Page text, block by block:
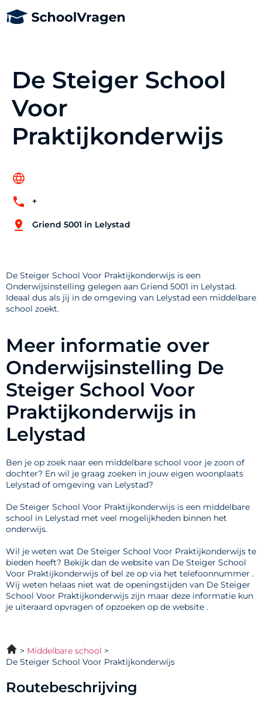
De Steiger School
Voor
Praktijkonderwijs
+
Griend 5001 in Lelystad
De Steiger School Voor Praktijkonderwijs is een
Onderwijsinstelling gelegen aan Griend 5001 in Lelystad.
Ideaal dus als jij in de omgeving van Lelystad een middelbare
school zoekt.
Meer informatie over
Onderwijsinstelling De
Steiger School Voor
Praktijkonderwijs in
Lelystad
Ben je op zoek naar een middelbare school voor je zoon of
dochter? En wil je graag zoeken in jouw eigen woonplaats
Lelystad of omgeving van Lelystad?
De Steiger School Voor Praktijkonderwijs is een middelbare
school in Lelystad met veel mogelijkheden binnen het
onderwijs.
Wil je weten wat De Steiger School Voor Praktijkonderwijs te
bieden heeft? Bekijk dan de website van De Steiger School
Voor Praktijkonderwijs of bel ze op via het telefoonnummer .
Wij weten helaas niet wat de openingstijden van De Steiger
School Voor Praktijkonderwijs zijn maar deze informatie kun
je uiteraard opvragen of opzoeken op de website .
Middelbare school
De Steiger School Voor Praktijkonderwijs
Routebeschrijving